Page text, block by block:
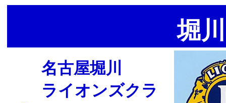
堀
名古屋堀川
ライオンズクラ